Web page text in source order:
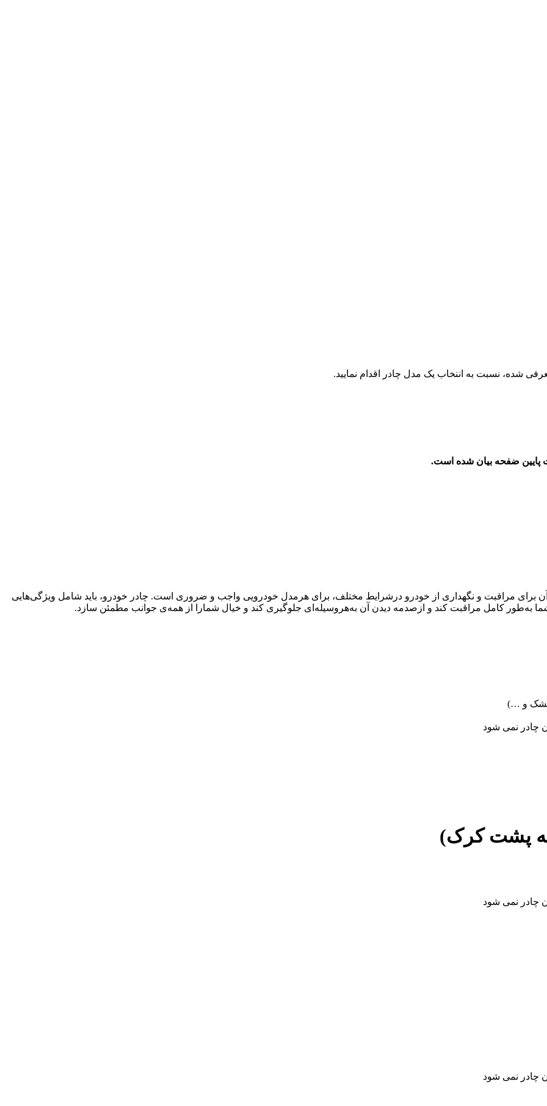
شده، نسبت به اننخاب یک مدل چادر اقدام نمایید.
ضفحه بیان شده است.
برای مراقبت و نگهداری از خودرو درشرایط مختلف، برای هرمدل خودرویی واجب و ضروری است. چادر خودرو، باید شامل ویژگی‌هایی
شما به‌طور کامل مراقبت کند و ازصدمه دیدن آن به‌هروسیله‌ای جلوگیری کند و خیال شمارا از همه‌ی جوانب مطمئن سازد.
خشک و …)
چادر نمی شود
چادر نمی شود
چادر نمی شود